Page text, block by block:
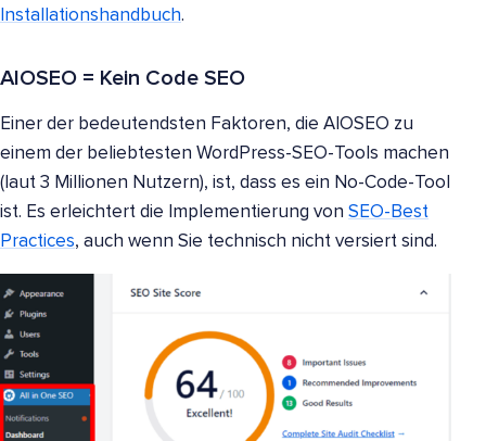
Installationshandbuch.
AIOSEO = Kein Code SEO
Einer der bedeutendsten Faktoren, die AIOSEO zu
einem der beliebtesten WordPress-SEO-Tools machen
(laut 3 Millionen Nutzern), ist, dass es ein No-Code-Tool
ist. Es erleichtert die Implementierung von SEO-Best
Practices, auch wenn Sie technisch nicht versiert sind.